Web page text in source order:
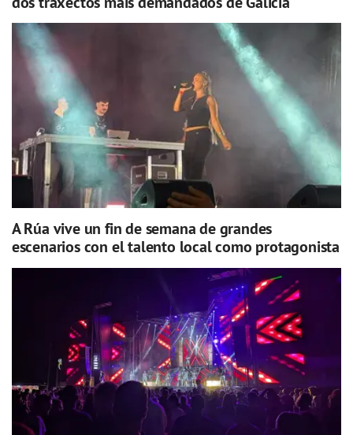
A Rúa vive un fin de semana de grandes
escenarios con el talento local como protagonista